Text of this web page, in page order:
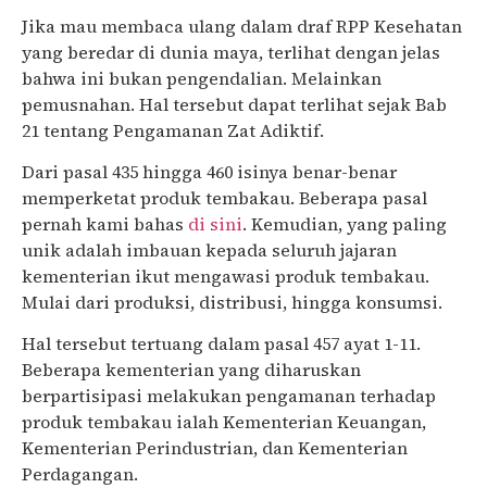
Jika mau membaca ulang dalam draf RPP Kesehatan
yang beredar di dunia maya, terlihat dengan jelas
bahwa ini bukan pengendalian. Melainkan
pemusnahan. Hal tersebut dapat terlihat sejak Bab
21 tentang Pengamanan Zat Adiktif.
Dari pasal 435 hingga 460 isinya benar-benar
memperketat produk tembakau. Beberapa pasal
pernah kami bahas di sini. Kemudian, yang paling
unik adalah imbauan kepada seluruh jajaran
kementerian ikut mengawasi produk tembakau.
Mulai dari produksi, distribusi, hingga konsumsi.
Hal tersebut tertuang dalam pasal 457 ayat 1-11.
Beberapa kementerian yang diharuskan
berpartisipasi melakukan pengamanan terhadap
produk tembakau ialah Kementerian Keuangan,
Kementerian Perindustrian, dan Kementerian
Perdagangan.